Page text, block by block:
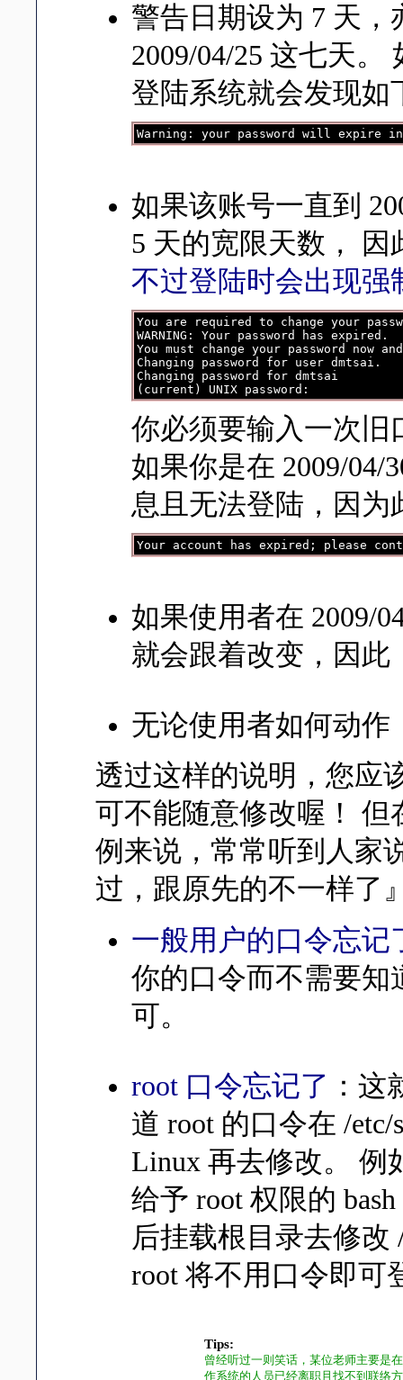
警告日期设为 7 天，
2009/04/25 这七天
登陆系统就会发现如
如果该账号一直到
5 天的宽限天数，
不过登陆时会出现强
You are required to change your
WARNING: Your password has expired.
You must change your password now
Changing password for user dmtsai.
Changing password for dmtsai
你必须要输入一次旧
如果你是在 2009/04/
息且无法登陆，因
如果使用者在 2009/
就会跟着改变，因此
无论使用者如何动作
透过这样的说明，您应
可不能随意修改喔！
例来说，常常听到人家
过，跟原先的不一样了
一般用户的口令忘记
你的口令而不需要
可。
root 口令忘记了 ：
道 root 的口令在 /
Linux 再去修改。 例
给予 root 权限的
后挂载根目录去修改
root 将不用口令即可
Tips:
曾经听过一则笑话，某位老师主要是
作系统的人员已经离职且找不到联络